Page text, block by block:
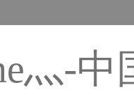
灬-中